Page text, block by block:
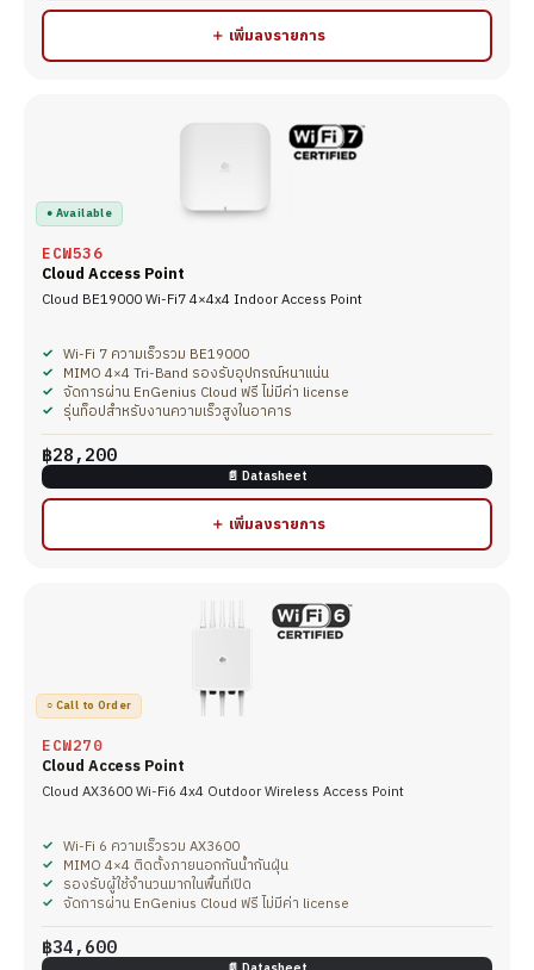
＋ เพิ่มลงรายการ
● Available
ECW536
Cloud Access Point
Cloud BE19000 Wi-Fi7 4×4x4 Indoor Access Point
Wi-Fi 7 ความเร็วรวม BE19000
MIMO 4×4 Tri-Band รองรับอุปกรณ์หนาแน่น
จัดการผ่าน EnGenius Cloud ฟรี ไม่มีค่า license
รุ่นท็อปสำหรับงานความเร็วสูงในอาคาร
฿28,200
📄 Datasheet
＋ เพิ่มลงรายการ
○ Call to Order
ECW270
Cloud Access Point
Cloud AX3600 Wi-Fi6 4x4 Outdoor Wireless Access Point
Wi-Fi 6 ความเร็วรวม AX3600
MIMO 4×4 ติดตั้งภายนอกกันน้ำกันฝุ่น
รองรับผู้ใช้จำนวนมากในพื้นที่เปิด
จัดการผ่าน EnGenius Cloud ฟรี ไม่มีค่า license
฿34,600